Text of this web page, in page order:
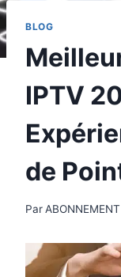
BLOG
IPTV
de
Par